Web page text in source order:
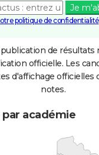
Je
politique de confidentialité
de résultats
officielle. Les
d'affichage officielles
notes.
académie